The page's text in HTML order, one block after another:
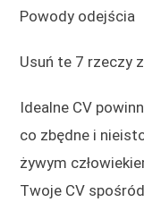
Powody odejścia
Usuń te 7 rzeczy
Idealne CV
co zbędne i
żywym
Twoje CV